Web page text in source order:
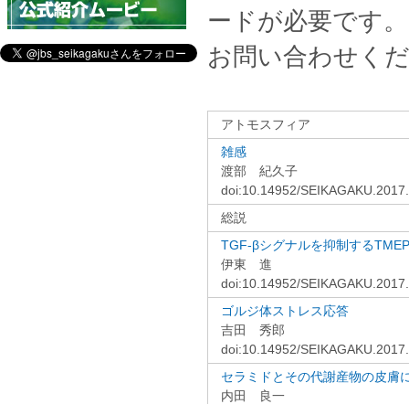
ードが必要です
お問い合わせく
アトモスフィア
雑感
渡部 紀久子
doi:10.14952/
総説
TGF-βシグナルを抑制する
伊東 進
doi:10.14952/
ゴルジ体ストレス応答
吉田 秀郎
doi:10.14952/
セラミドとその代謝産物の皮膚
内田 良一